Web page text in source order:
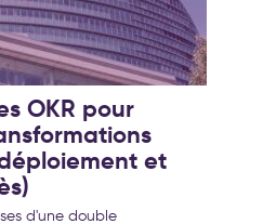
OKR pour
et
d'une double